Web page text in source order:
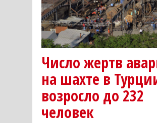
Число жертв
на шахте в
возросло до 232
человек